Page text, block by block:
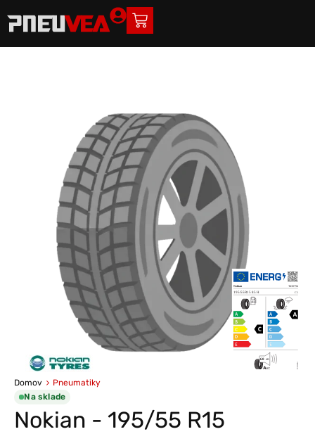
Domov
Pneumatiky
Na sklade
Nokian - 195/55 R15